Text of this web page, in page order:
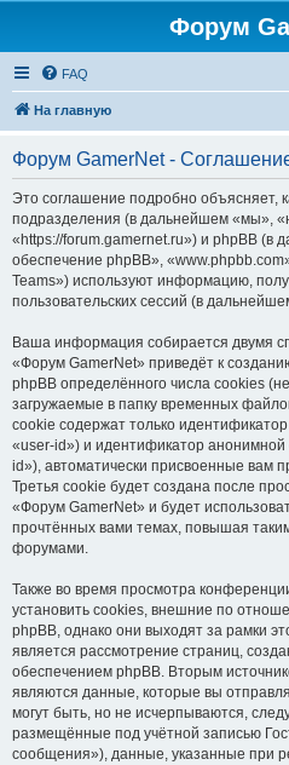
Форум
FAQ
На главную
Форум GamerNet -
Это соглашение подробно объясняет,
подразделения (в дальнейшем «мы»,
«https://forum.gamernet.ru») и phpBB (в
обеспечение phpBB»,
Teams») используют информацию,
пользовательских сессий (в
Ваша информация собирается двумя
«Форум GamerNet» приведёт к
phpBB определённого числа cookies
загружаемые в папку временных
cookie содержат только
«user-id») и идентификатор
id»), автоматически присвоенные вам
Третья cookie будет создана после
«Форум GamerNet» и будет
прочтённых вами темах, повышая
форумами.
Также во время просмотра
установить cookies, внешние по
phpBB, однако они выходят за рамки
является рассмотрение страниц,
обеспечением phpBB. Вторым
являются данные, которые вы
могут быть, но не исчерпываются,
размещённые под учётной записью
сообщения»), данные, указанные при